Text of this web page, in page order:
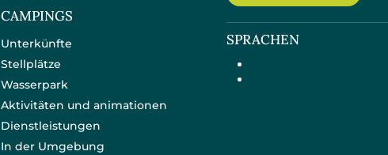
CAMPINGS
Unterkünfte
Stellplätze
Wasserpark
Aktivitäten und animationen
Dienstleistungen
In der Umgebung
SPRACHEN